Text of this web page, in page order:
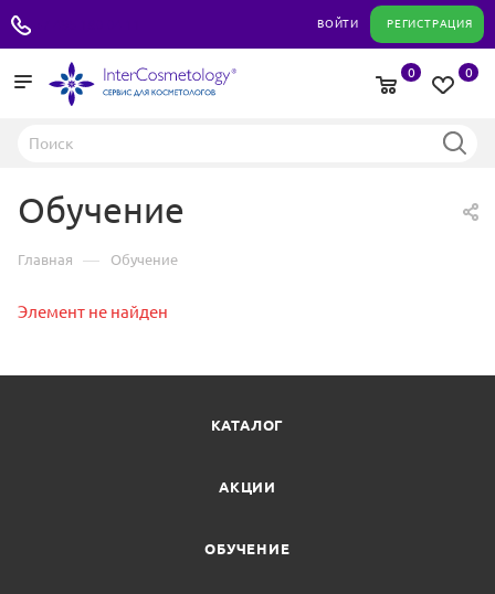
ВОЙТИ РЕГИСТРАЦИЯ
0
0
Обучение
Главная — Обучение
Элемент не найден
КАТАЛОГ
АКЦИИ
ОБУЧЕНИЕ